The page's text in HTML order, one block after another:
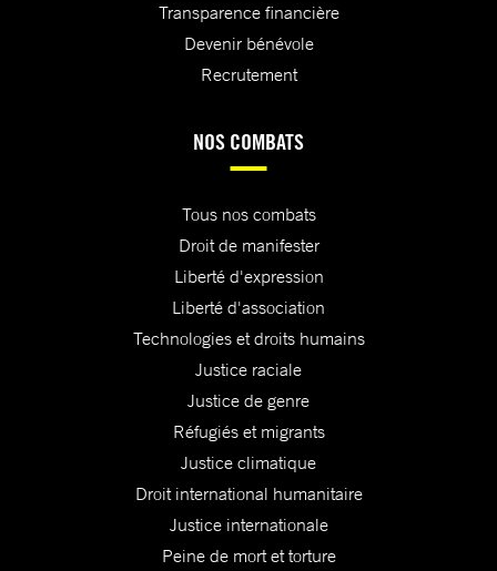
Transparence financière
Devenir bénévole
Recrutement
NOS COMBATS
Tous nos combats
Droit de manifester
Liberté d'expression
Liberté d'association
Technologies et droits humains
Justice raciale
Justice de genre
Réfugiés et migrants
Justice climatique
Droit international humanitaire
Justice internationale
Peine de mort et torture